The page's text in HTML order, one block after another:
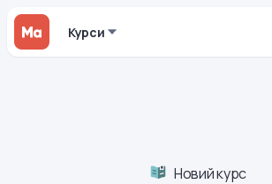
Курси
Новий курс